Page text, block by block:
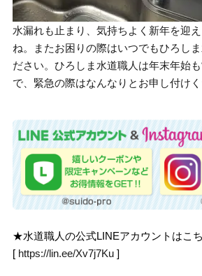
水漏れも止まり、気持ちよく新年を迎
ね。またお困りの際はいつでもひろし
ださい。ひろしま水道職人は年末年始
で、緊急の際はなんなりとお申し付けく
★水道職人の公式LINEアカウントはこ
[ https://lin.ee/Xv7j7Ku ]